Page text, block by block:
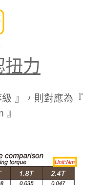
扭力
』，則對應為『
』